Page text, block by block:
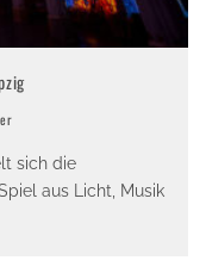
sich die
aus Licht, Musik